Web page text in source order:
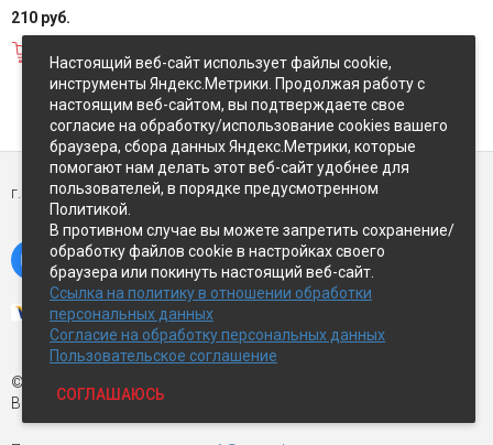
210 руб.
В корзину
Показать ещё
г. Петропавловск-Камчатский,ул Восточное-шоссе, д.5
© Экспострой, 2026 г.
Все права защищены
Настоящий веб-сайт использует файлы cookie,
инструменты Яндекс.Метрики. Продолжая работу с
настоящим веб-сайтом, вы подтверждаете свое
согласие на обработку/использование cookies вашего
браузера, сбора данных Яндекс.Метрики, которые
помогают нам делать этот веб-сайт удобнее для
пользователей, в порядке предусмотренном
Политикой.
В противном случае вы можете запретить сохранение/
обработку файлов cookie в настройках своего
браузера или покинуть настоящий веб-сайт.
Ссылка на политику в отношении обработки
персональных данных
Согласие на обработку персональных данных
Пользовательское соглашение
СОГЛАШАЮСЬ